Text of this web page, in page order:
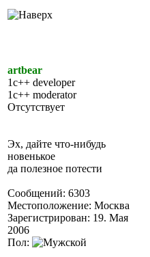
artbear
1c++ developer
1c++ moderator
Отсутствует
Эх, дайте что-нибудь
новенькое
да полезное потести
Сообщений: 6303
Местоположение: Москва
Зарегистрирован: 19. Мая
2006
Пол: